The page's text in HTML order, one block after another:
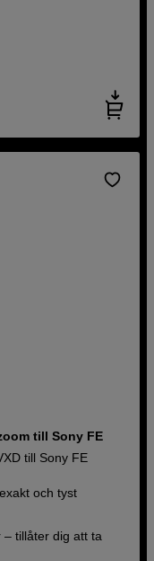
till Sony FE
till Sony FE
och tyst
tillåter dig att ta